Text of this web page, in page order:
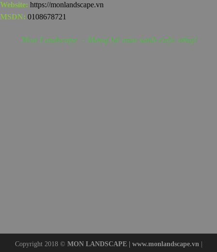
Website: https://monlandscape.vn
MSDN: 0108678721
Mon Landscape - Mang lại màu xanh cuộc sống!
Copyright 2018 © MON LANDSCAPE | www.monlandscape.vn|